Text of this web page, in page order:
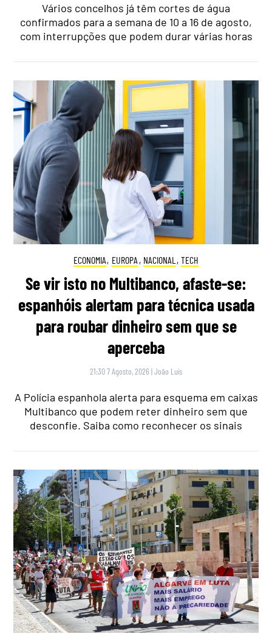
Vários concelhos já têm cortes de água
confirmados para a semana de 10 a 16 de agosto,
com interrupções que podem durar várias horas
ECONOMIA, EUROPA , NACIONAL , TECH
Se vir isto no Multibanco, afaste-se:
espanhóis alertam para técnica usada
para roubar dinheiro sem que se
aperceba
21:30 7 Agosto, 2026 |João Luís
A Polícia espanhola alerta para esquema em caixas
Multibanco que podem reter dinheiro sem que
desconfie. Saiba como reconhecer os sinais